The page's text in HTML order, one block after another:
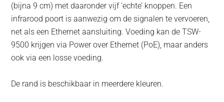
(bijna 9 cm) met daaronder vijf ‘echte’ knoppen. Een
infrarood poort is aanwezig om de signalen te vervoeren,
net als een Ethernet aansluiting. Voeding kan de TSW-
9500 krijgen via Power over Ethernet (PoE), maar anders
ook via een losse voeding.
De rand is beschikbaar in meerdere kleuren.